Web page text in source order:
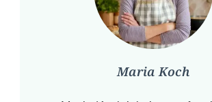
Maria Koch